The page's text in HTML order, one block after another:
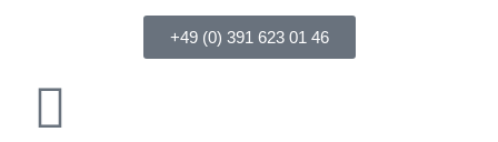
+49 (0) 391 623 01 46